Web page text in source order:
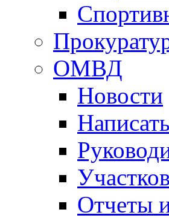
ОМВД
Новости
Отчеты